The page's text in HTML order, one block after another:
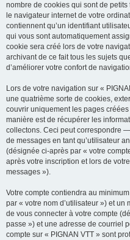
nombre de cookies qui sont de
le navigateur internet de votre
contiennent qu’un identifiant
qui vous sont automatiquement
cookie sera créé lors de votre
archivant de ce fait tous les sujets
d’améliorer votre confort de
Lors de votre navigation sur «
une quatrième sorte de cookies,
couvrir uniquement les pages
manière est de récupérer les
collectons. Ceci peut correspondre
de messages en tant qu’utilisateur
(désignée ci-après par « votre
après votre inscription et lors de
messages »).
Votre compte contiendra au
par « votre nom d’utilisateur ») et
de vous connecter à votre compte
passe ») et une adresse de courriel
compte sur « PIGNAN VTT » sont